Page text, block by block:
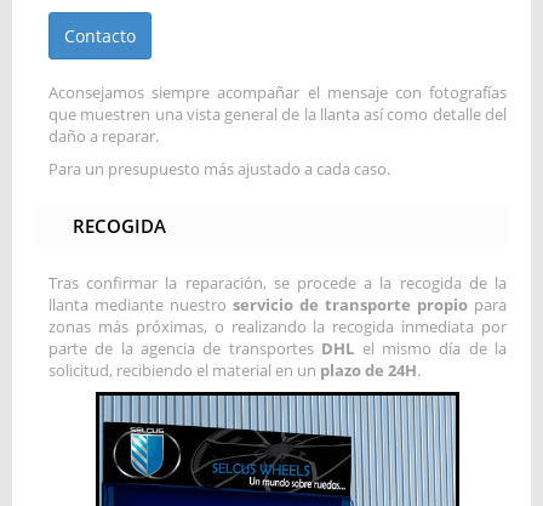
Contacto
Aconsejamos siempre acompañar el mensaje con fotografías
que muestren una vista general de la llanta así como detalle del
daño a reparar.
Para un presupuesto más ajustado a cada caso.
RECOGIDA
Tras confirmar la reparación, se procede a la recogida de la
llanta mediante nuestro servicio de transporte propio para
zonas más próximas, o realizando la recogida inmediata por
parte de la agencia de transportes DHL el mismo día de la
solicitud, recibiendo el material en un plazo de 24H.